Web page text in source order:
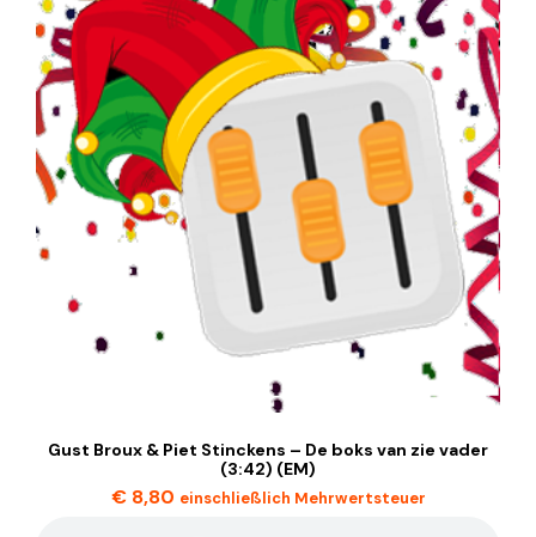
Gust Broux & Piet Stinckens – De boks van zie vader
(3:42) (EM)
€8,80 einschließlich Mehrwertsteuer